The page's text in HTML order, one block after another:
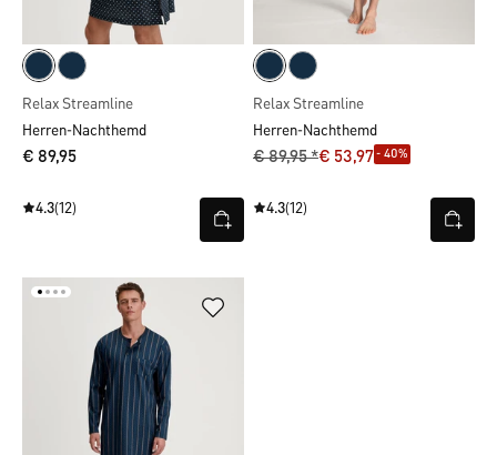
Relax Streamline
Herren-Nachthemd
€ 89,95
4.3(12)
Relax Streamline
Herren-Nachthemd
€ 89,95 *€ 53,97- 40%
4.3(12)